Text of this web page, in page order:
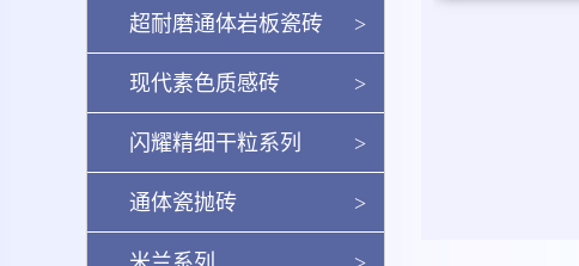
超耐磨通体岩板瓷砖 >
现代素色质感砖 >
闪耀精细干粒系列 >
通体瓷抛砖 >